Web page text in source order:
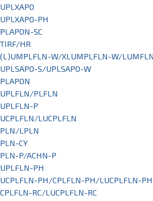
UPLXAPO
UPLXAPO-PH
PLAPON-SC
TIRF/HR
(L)UMPLFLN-W/XLUMPLFLN-W/
UPLSAPO-S/UPLSAPO-W
PLAPON
UPLFLN/PLFLN
UPLFLN-P
UCPLFLN/LUCPLFLN
PLN/LPLN
PLN-CY
PLN-P/ACHN-P
UPLFLN-PH
UCPLFLN-PH/CPLFLN-PH/LUCPLFLN-PH
CPLFLN-RC/LUCPLFLN-RC